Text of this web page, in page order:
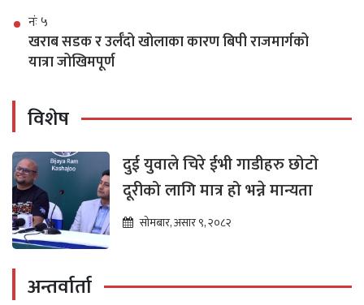
नंः ५
खराब सडक र उर्लँदो खोलाका कारण बिपी राजमार्गको
यात्रा जोखिमपूर्ण
विशेष
दुई युवाले चिरे ईभी गाडीहरु छोटो
दूरीको लागि मात्र हो भन्ने मान्यता
सोमबार, असार ९, २०८२
अन्तर्वार्ता